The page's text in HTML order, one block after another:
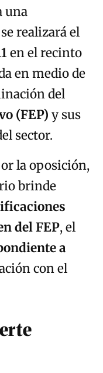
una
realizará el
en el recinto
en medio de
del
(FEP) y sus
sector.
la oposición,
brinde
del FEP, el
a
con el